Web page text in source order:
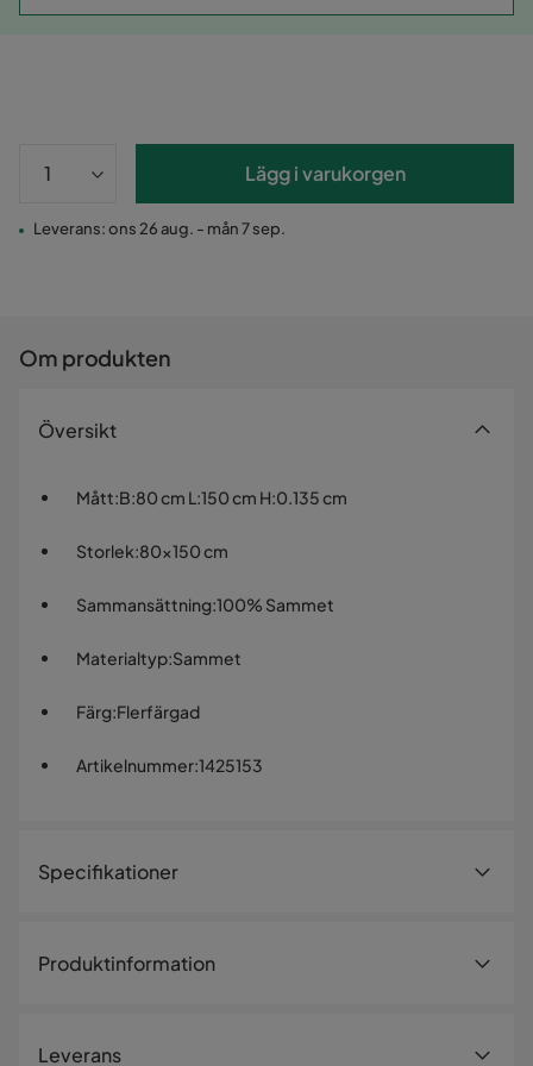
Lägg i varukorgen
Leverans: ons 26 aug. - mån 7 sep.
Om produkten
Översikt
Mått:B:80 cm L:150 cm H:0.135 cm
Storlek:80x150 cm
Sammansättning:100% Sammet
Materialtyp:Sammet
Färg:Flerfärgad
Artikelnummer:1425153
Specifikationer
Storlek
Produktinformation
matta som kommer att ge en touch av färg och stil till ditt
Leverans